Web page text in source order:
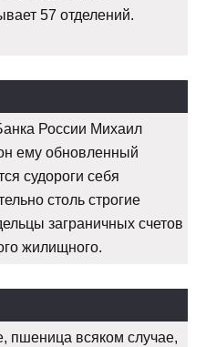
57 отделений.
России Михаил
ему обновленный
судороги себя
столь строгие
заграничных счетов
жилищного.
пшеница всяком случае,